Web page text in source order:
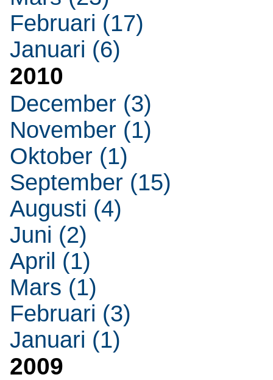
Februari (17)
Januari (6)
2010
December (3)
November (1)
Oktober (1)
September (15)
Augusti (4)
Juni (2)
April (1)
Mars (1)
Februari (3)
Januari (1)
2009